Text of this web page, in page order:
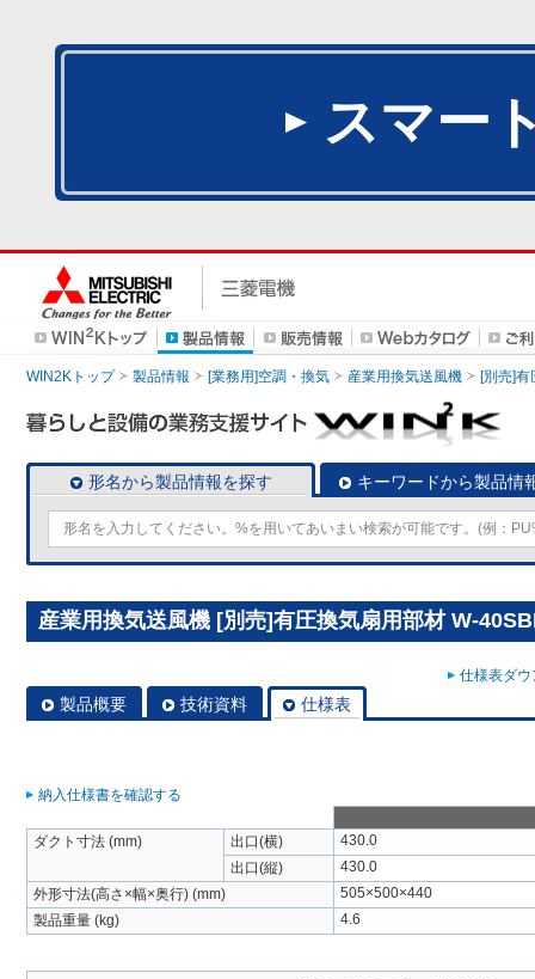
スマー
WIN2Kトップ 製品情報 [業務用]空調・換気 産業用換気送風機 [別売]有
形名から製品情報を探す キーワードから製品情
産業用換気送風機 [別売]有圧換気扇用部材 W-
仕様表ダ
製品概要 技術資料 仕様表
納入仕様書を確認する
ダクト寸法 (mm) 出口(横)
430.0
出口(縦)
430.0
外形寸法(高さ×幅×奥行) (mm)
505×500×440
製品重量 (kg)
4.6